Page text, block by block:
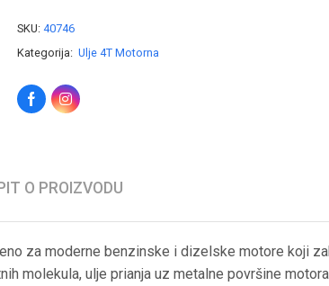
SKU: 40746
Kategorija: Ulje 4T Motorna
O PROIZVODU
za moderne benzinske i dizelske motore koji
molekula, ulje prianja uz metalne površine